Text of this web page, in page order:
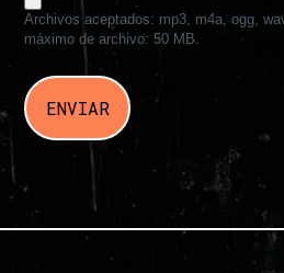
Archivos aceptados: mp3, m4a, ogg,
máximo de archivo: 50 MB.